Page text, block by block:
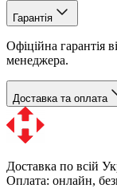
Гарантія
Офіційна гарантія
менеджера.
Доставка та оплата
Доставка по всій
Оплата: онлайн,